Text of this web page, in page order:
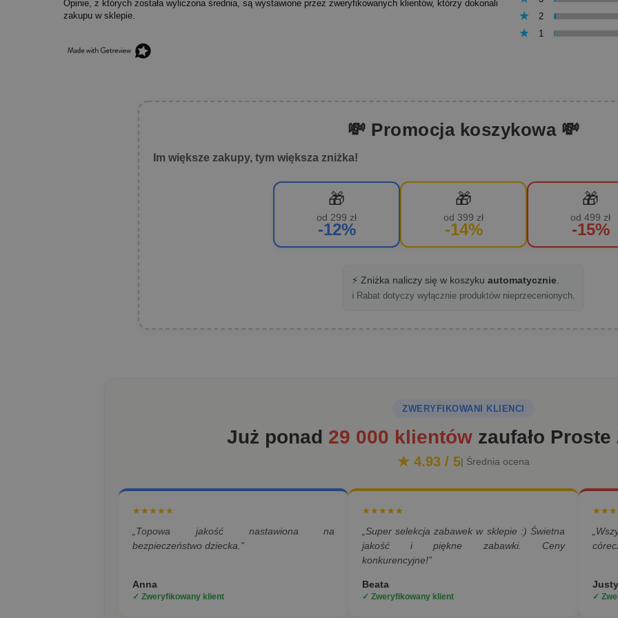
Opinie, z których została wyliczona średnia, są wystawione przez zweryfikowanych klientów, którzy dokonali
zakupu w sklepie.
2
1
💸 Promocja koszykowa 💸
Im większe zakupy, tym większa zniżka!
🎁
od 299 zł
-12%
🎁
od 399 zł
-14%
🎁
od 499 zł
-15%
⚡ Zniżka naliczy się w koszyku automatycznie
ℹ️ Rabat dotyczy wyłącznie produktów nieprzecenionych.
ZWERYFIKOWANI KLIENCI
Już ponad 29 000 klientów zaufało
★ 4.93 / 5| Średnia ocena
★★★★★
„Topowa jakość nastawiona na
bezpieczeństwo dziecka.”
Anna
✓ Zweryfikowany klient
★★★★★
„Super selekcja zabawek w sklepie :) Świetna
jakość i piękne zabawki. Ceny
konkurencyjne!”
Beata
✓ Zweryfikowany klient ✓